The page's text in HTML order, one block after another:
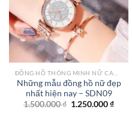
wishlist
Những mẫu đồng hồ nữ đẹp
nhất hiện nay – SDN09
1.500.000₫ Giá
1.250.000₫Giá